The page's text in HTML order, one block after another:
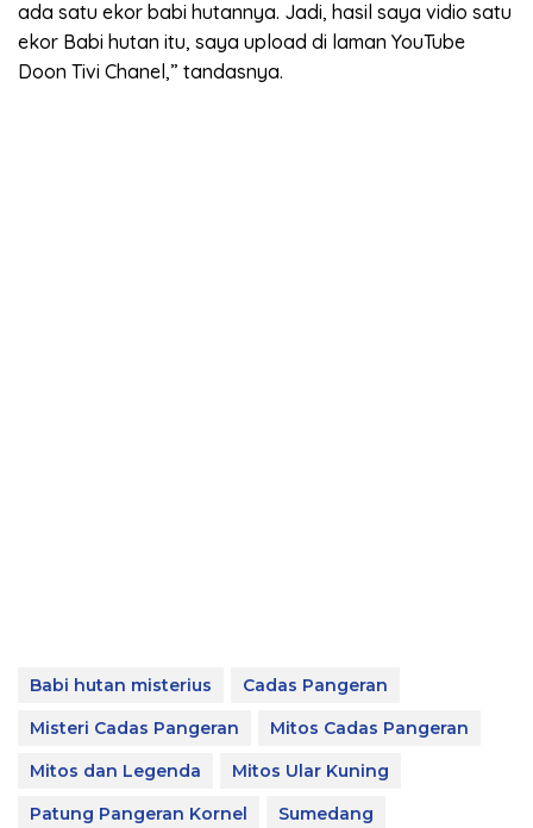
ada satu ekor babi hutannya. Jadi, hasil saya vidio satu
ekor Babi hutan itu, saya upload di laman YouTube
Doon Tivi Chanel,” tandasnya.
Babi hutan misterius
Cadas Pangeran
Misteri Cadas Pangeran
Mitos Cadas Pangeran
Mitos dan Legenda
Mitos Ular Kuning
Patung Pangeran Kornel
Sumedang